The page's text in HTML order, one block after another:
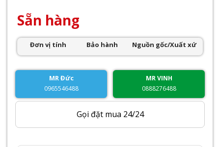
Sẵn hàng
Đơn vị tính Bảo hành Nguồn gốc/Xuất xứ
MR Đức
0965546488
MR VINH
0888276488
Gọi đặt mua 24/24